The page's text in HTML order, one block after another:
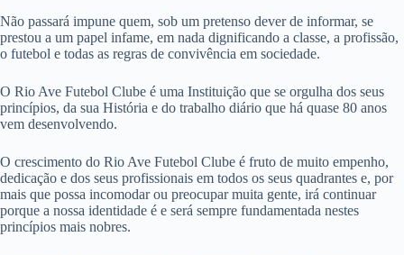
Não passará impune quem, sob um pretenso dever de informar, se
prestou a um papel infame, em nada dignificando a classe, a profissão,
o futebol e todas as regras de convivência em sociedade.
O Rio Ave Futebol Clube é uma Instituição que se orgulha dos seus
princípios, da sua História e do trabalho diário que há quase 80 anos
vem desenvolvendo.
O crescimento do Rio Ave Futebol Clube é fruto de muito empenho,
dedicação e dos seus profissionais em todos os seus quadrantes e, por
mais que possa incomodar ou preocupar muita gente, irá continuar
porque a nossa identidade é e será sempre fundamentada nestes
princípios mais nobres.